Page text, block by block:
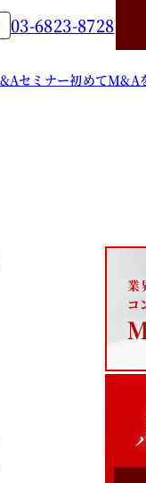
03-6823-8728
セミナー初めてM&A